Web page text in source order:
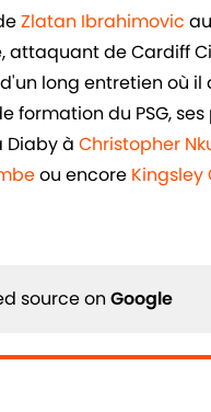
Zlatan Ibrahimovic
attaquant de Cardiff
long entretien où
formation du PSG,
Diaby à Christopher
ou encore Kingsley
source on Google